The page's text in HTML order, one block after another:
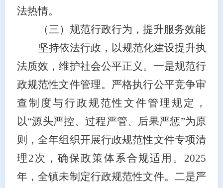
法热情。
（三）规范行政行为，提升服务效能
坚持依法行政，以规范化建设提升执
法质效，维护社会公平正义。一是规范行
政规范性文件管理。严格执行公平竞争审
查制度与行政规范性文件管理规定，
以“源头严控、过程严管、后果严惩”为原
则，全年组织开展行政规范性文件专项清
理2次，确保政策体系合规适用。2025
年，全镇未制定行政规范性文件。二是严